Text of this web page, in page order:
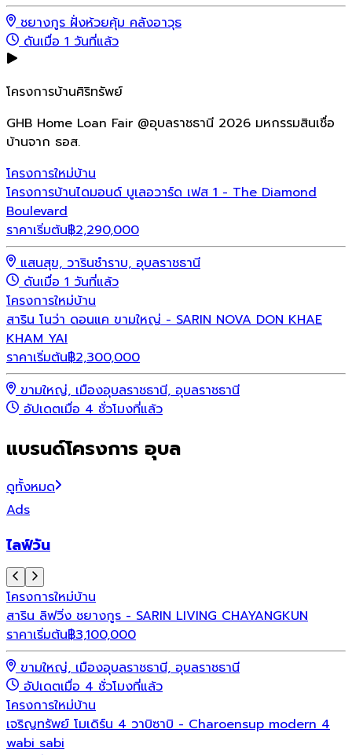
ชยางกูร ฝั่งห้วยคุ้ม คลังอาวุธ
ดันเมื่อ 1 วันที่แล้ว
โครงการบ้านศิริทรัพย์
GHB Home Loan Fair @อุบลราชธานี 2026 มหกรรมสินเชื่อ
บ้านจาก ธอส.
โครงการใหม่บ้าน
โครงการบ้านไดมอนด์ บูเลอวาร์ด เฟส 1 - The Diamond
Boulevard
ราคาเริ่มต้น฿2,290,000
แสนสุข, วารินชำราบ, อุบลราชธานี
ดันเมื่อ 1 วันที่แล้ว
โครงการใหม่บ้าน
สาริน โนว่า ดอนแค ขามใหญ่ - SARIN NOVA DON KHAE
KHAM YAI
ราคาเริ่มต้น฿2,300,000
ขามใหญ่, เมืองอุบลราชธานี, อุบลราชธานี
อัปเดตเมื่อ 4 ชั่วโมงที่แล้ว
แบรนด์โครงการ อุบล
ดูทั้งหมด
Ads
ไลฟ์วัน
โครงการใหม่บ้าน
สาริน ลิฟวิ่ง ชยางกูร - SARIN LIVING CHAYANGKUN
ราคาเริ่มต้น฿3,100,000
ขามใหญ่, เมืองอุบลราชธานี, อุบลราชธานี
อัปเดตเมื่อ 4 ชั่วโมงที่แล้ว
โครงการใหม่บ้าน
เจริญทรัพย์ โมเดิร์น 4 วาบิซาบิ - Charoensup modern 4
wabi sabi